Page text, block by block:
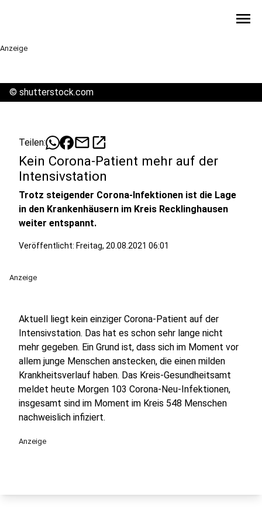
menu
Anzeige
© shutterstock.com
Teilen: mailopen_in_new
Kein Corona-Patient mehr auf der
Intensivstation
Trotz steigender Corona-Infektionen ist die Lage
in den Krankenhäusern im Kreis Recklinghausen
weiter entspannt.
Veröffentlicht: Freitag, 20.08.2021 06:01
Anzeige
Aktuell liegt kein einziger Corona-Patient auf der
Intensivstation. Das hat es schon sehr lange nicht
mehr gegeben. Ein Grund ist, dass sich im Moment vor
allem junge Menschen anstecken, die einen milden
Krankheitsverlauf haben. Das Kreis-Gesundheitsamt
meldet heute Morgen 103 Corona-Neu-Infektionen,
insgesamt sind im Moment im Kreis 548 Menschen
nachweislich infiziert.
Anzeige